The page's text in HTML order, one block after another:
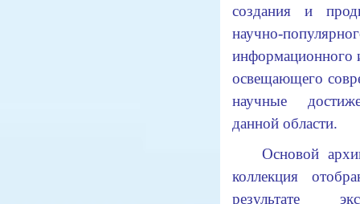
создания и
научно-
информационного
освещающего
научные
данной области.
Основой
коллекция
результате